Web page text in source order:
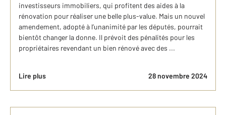
investisseurs immobiliers, qui profitent des aides à la
rénovation pour réaliser une belle plus-value. Mais un nouvel
amendement, adopté à l’unanimité par les députés, pourrait
bientôt changer la donne. Il prévoit des pénalités pour les
propriétaires revendant un bien rénové avec des ...
Lire plus 28 novembre 2024